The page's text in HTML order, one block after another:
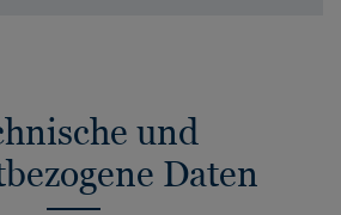
und
Daten